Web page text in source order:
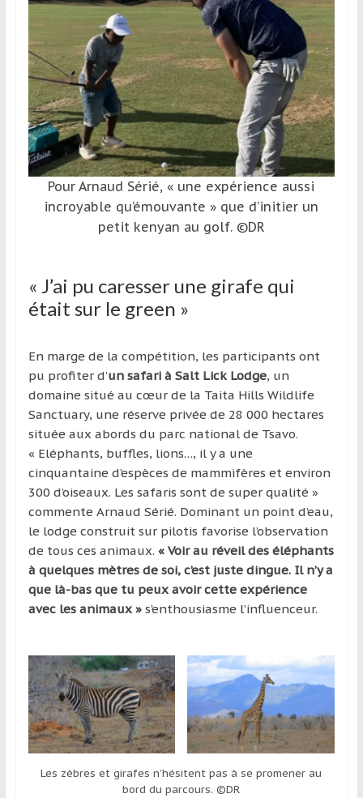
Pour Arnaud Sérié, « une expérience aussi
incroyable qu’émouvante » que d’initier un
petit kenyan au golf. ©DR
« J’ai pu caresser une girafe qui
était sur le green »
En marge de la compétition, les participants ont
pu profiter d’un safari à Salt Lick Lodge, un
domaine situé au cœur de la Taita Hills Wildlife
Sanctuary, une réserve privée de 28 000 hectares
située aux abords du parc national de Tsavo.
« Eléphants, buffles, lions…, il y a une
cinquantaine d’espèces de mammifères et environ
300 d’oiseaux. Les safaris sont de super qualité »
commente Arnaud Sérié. Dominant un point d’eau,
le lodge construit sur pilotis favorise l’observation
de tous ces animaux. « Voir au réveil des éléphants
à quelques mètres de soi, c’est juste dingue. Il n’y a
que là-bas que tu peux avoir cette expérience
avec les animaux »s’enthousiasme l’influenceur.
Les zèbres et girafes n’hésitent pas à se promener au
bord du parcours. ©DR